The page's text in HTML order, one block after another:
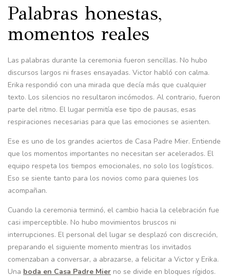
Palabras honestas,
momentos reales
Las palabras durante la ceremonia fueron sencillas. No hubo
discursos largos ni frases ensayadas. Victor habló con calma.
Erika respondió con una mirada que decía más que cualquier
texto. Los silencios no resultaron incómodos. Al contrario, fueron
parte del ritmo. El lugar permitía ese tipo de pausas, esas
respiraciones necesarias para que las emociones se asienten.
Ese es uno de los grandes aciertos de Casa Padre Mier. Entiende
que los momentos importantes no necesitan ser acelerados. El
equipo respeta los tiempos emocionales, no solo los logísticos.
Eso se siente tanto para los novios como para quienes los
acompañan.
Cuando la ceremonia terminó, el cambio hacia la celebración fue
casi imperceptible. No hubo movimientos bruscos ni
interrupciones. El personal del lugar se desplazó con discreción,
preparando el siguiente momento mientras los invitados
comenzaban a conversar, a abrazarse, a felicitar a Victor y Erika.
Una boda en Casa Padre Mier no se divide en bloques rígidos.